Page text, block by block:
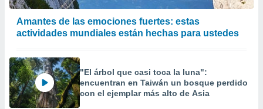
Amantes de las emociones fuertes: estas
actividades mundiales están hechas para ustedes
"El árbol que casi toca la luna":
encuentran en Taiwán un bosque perdido
con el ejemplar más alto de Asia